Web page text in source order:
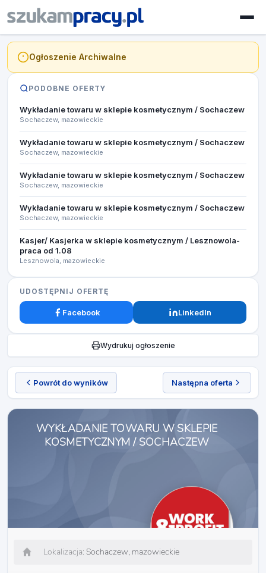
Powrót do wyników Następna oferta
WYKŁADANIE TOWARU W SKLEPIE
KOSMETYCZNYM / SOCHACZEW
Lokalizacja: Sochaczew, mazowieckie
Ogłoszenie Archiwalne
PODOBNE OFERTY
Wykładanie towaru w sklepie kosmetycznym / Sochaczew
Sochaczew, mazowieckie
Wykładanie towaru w sklepie kosmetycznym / Sochaczew
Sochaczew, mazowieckie
Wykładanie towaru w sklepie kosmetycznym / Sochaczew
Sochaczew, mazowieckie
Wykładanie towaru w sklepie kosmetycznym / Sochaczew
Sochaczew, mazowieckie
Kasjer/ Kasjerka w sklepie kosmetycznym / Lesznowola-
praca od 1.08
Lesznowola, mazowieckie
UDOSTĘPNIJ OFERTĘ
Facebook LinkedIn
Wydrukuj ogłoszenie